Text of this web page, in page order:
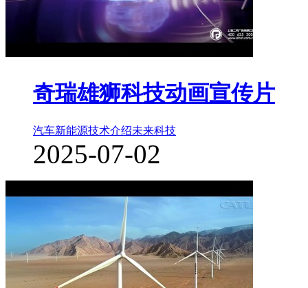
奇瑞雄狮科技动画宣传片
汽车新能源技术介绍未来科技
2025-07-02